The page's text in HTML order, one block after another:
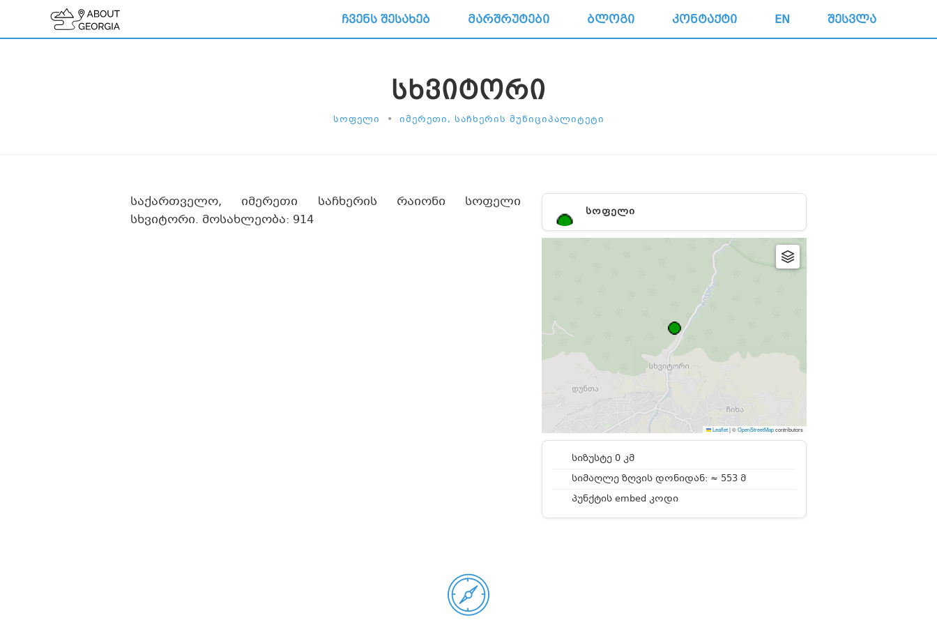
ᲩᲕᲔᲜᲡ ᲨᲔᲡᲐᲮᲔᲑ ᲛᲐᲠᲨᲠᲣᲢᲔᲑᲘ ᲑᲚᲝᲒᲘ ᲙᲝᲜᲢᲐᲥᲢᲘ EN ᲨᲔᲡᲕᲚᲐ
ᲡᲮᲕᲘᲢᲝᲠᲘ
ᲡᲝᲤᲔᲚᲘ • ᲘᲛᲔᲠᲔᲗᲘ, ᲡᲐᲩᲮᲔᲠᲘᲡ ᲛᲣᲜᲘᲪᲘᲞᲐᲚᲘᲢᲔᲢᲘ
ᲡᲝᲤᲔᲚᲘ
Leaflet|©OpenStreetMapcontributors
სიზუსტე 0 კმ
სიმაღლე ზღვის დონიდან: ≈ 553 მ
პუნქტის embed კოდი
საქართველო, იმერეთი საჩხერის რაიონი სოფელი
სხვიტორი. მოსახლეობა: 914